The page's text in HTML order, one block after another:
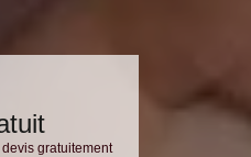
gratuitement